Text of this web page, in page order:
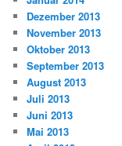
Dezember 2013
November 2013
Oktober 2013
September 2013
August 2013
Juli 2013
Juni 2013
Mai 2013